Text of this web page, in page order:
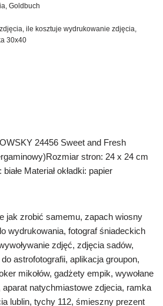
, Goldbuch
, ile kosztuje wydrukowanie zdjęcia,
30x40
24456 Sweet and Fresh
stron: 24 x 24 cm
Materiał okładki: papier
jak zrobić samemu, zapach wiosny
wydrukowania, fotograf śniadeckich
zdjęć, zdjęcia sadów,
astrofotografii, aplikacja groupon,
mikołów, gadżety empik, wywołane
natychmiastowe zdjecia, ramka
lublin, tychy 112, śmieszny prezent